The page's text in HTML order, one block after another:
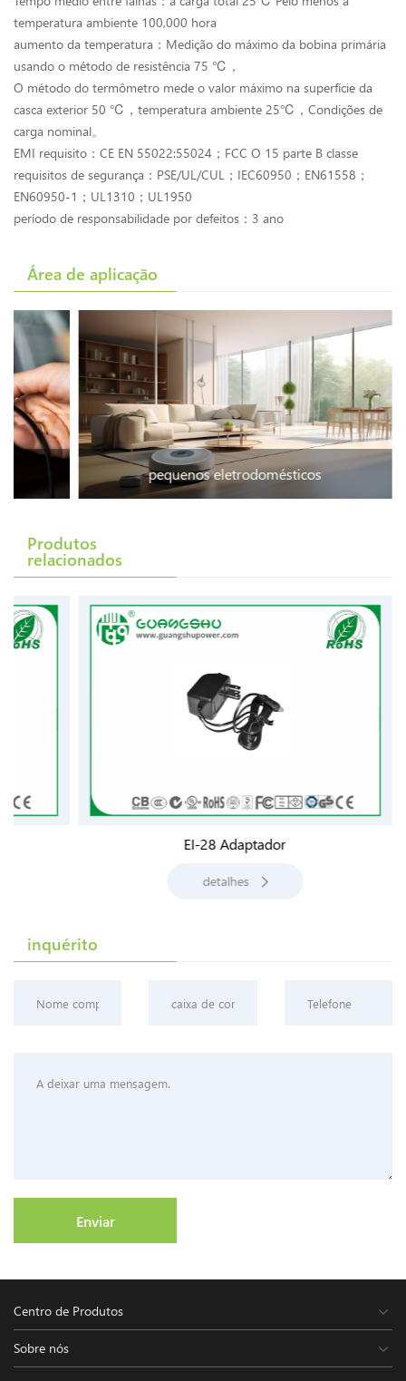
temperatura ambiente 100,000 hora
aumento da temperatura：Medição do máximo da bobina primária
usando o método de resistência 75 ℃，
O método do termômetro mede o valor máximo na superfície da
casca exterior 50 ℃，temperatura ambiente 25℃，Condições de
carga nominal。
EMI requisito：CE EN 55022:55024；FCC O 15 parte B classe
requisitos de segurança：PSE/UL/CUL；IEC60950；EN61558；
EN60950-1；UL1310；UL1950
período de responsabilidade por defeitos：3 ano
Área de aplicação
pequenos eletrodomésticos
Produtos
relacionados
EI-28 Adaptador
detalhes
inquérito
Enviar
Centro de Produtos
Sobre nós